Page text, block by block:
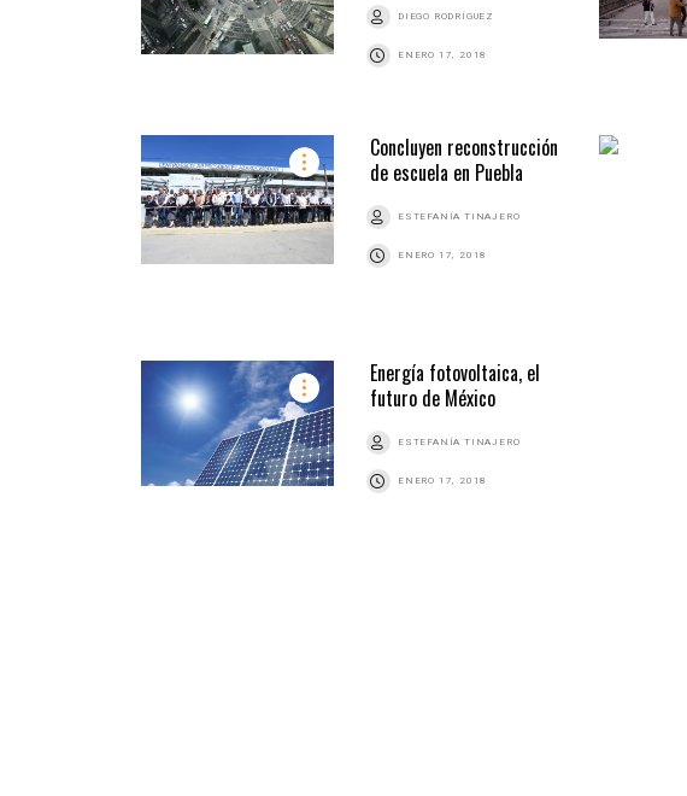
DIEGO RODRÍGUEZ
ENERO 17, 2018
Concluyen reconstrucción
de escuela en Puebla
ESTEFANÍA TINAJERO
ENERO 17, 2018
Energía fotovoltaica, el
futuro de México
ESTEFANÍA TINAJERO
ENERO 17, 2018